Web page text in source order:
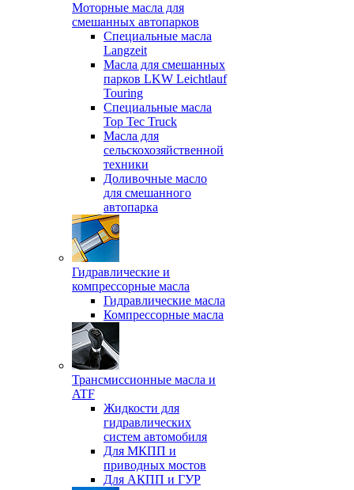
Моторные масла для
смешанных автопарков
Специальные масла
Langzeit
Масла для смешанных
парков LKW Leichtlauf
Touring
Специальные масла
Top Tec Truck
Масла для
сельскохозяйственной
техники
Доливочные масло
для смешанного
автопарка
Гидравлические и
компрессорные масла
Гидравлические масла
Компрессорные масла
Трансмиссионные масла и
ATF
Жидкости для
гидравлических
систем автомобиля
Для МКПП и
приводных мостов
Для АКПП и ГУР